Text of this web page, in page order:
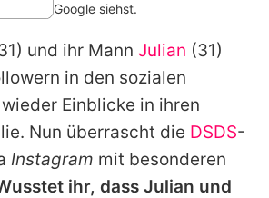
Richtlinien
Impressum
Utiq verwalten
Google siehst.
und ihr Mann Julian (31)
in den sozialen
Einblicke in ihren
Nun überrascht die DSDS-
Instagram mit besonderen
ihr, dass Julian und